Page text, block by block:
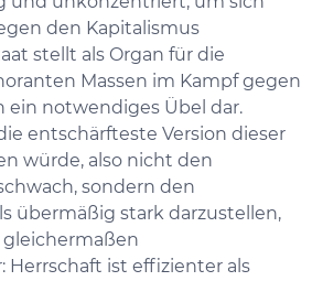
den Kapitalismus
stellt als Organ für die
Massen im Kampf gegen
ein notwendiges Übel dar.
entschärfteste Version dieser
würde, also nicht den
sondern den
übermäßig stark darzustellen,
gleichermaßen
Herrschaft ist effizienter als